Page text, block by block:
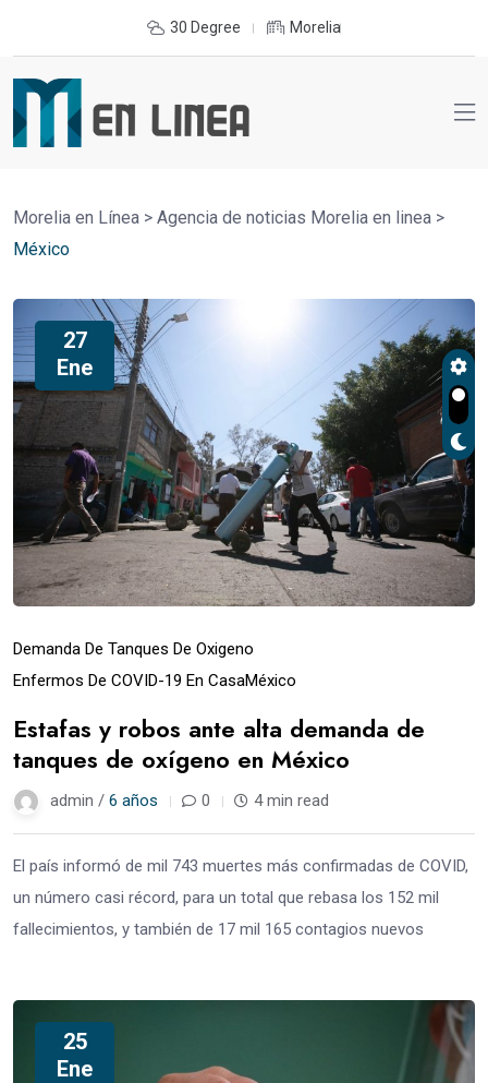
30 Degree Morelia
Morelia en Línea > Agencia de noticias Morelia en linea >
México
27
Ene
Demanda De Tanques De Oxigeno
Enfermos De COVID-19 En CasaMéxico
Estafas y robos ante alta demanda de
tanques de oxígeno en México
admin / 6 años 0 4 min read
El país informó de mil 743 muertes más confirmadas de COVID,
un número casi récord, para un total que rebasa los 152 mil
fallecimientos, y también de 17 mil 165 contagios nuevos
25
Ene